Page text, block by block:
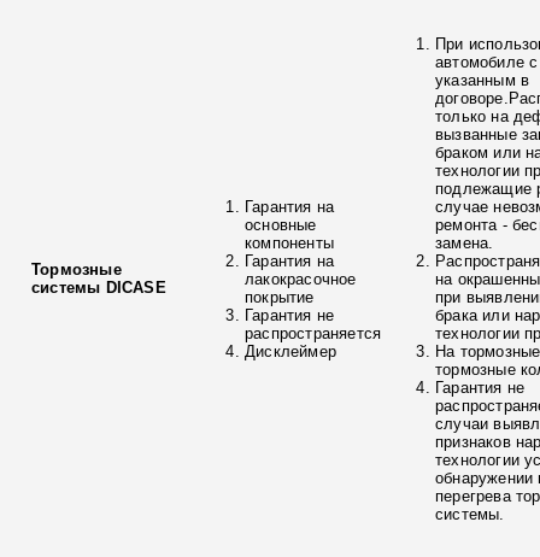
Тормозные
системы DICASE
Гарантия на
основные
компоненты
Гарантия на
лакокрасочное
покрытие
Гарантия не
распространяется
Дисклеймер
При
автомобиле
указанным в
только на
вызванные
браком или
технологии
подлежащие
случае
ремонта -
замена.
на
при
брака или
технологии
На
тормозные
Гарантия не
случаи
признаков
технологии
обнаружении
перегрева
системы.